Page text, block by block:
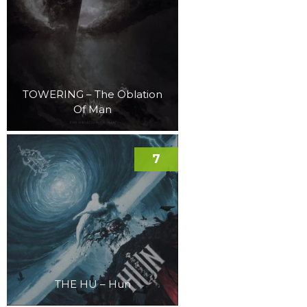
TOWERING – The Oblation
Of Man
THE HU – Hun
7